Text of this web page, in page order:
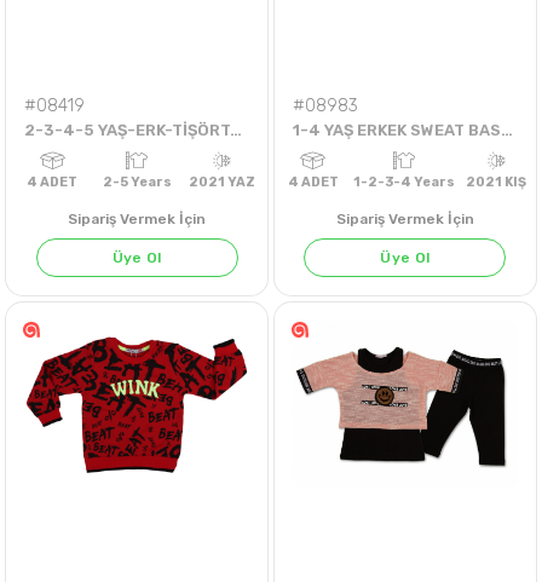
#08419
2-3-4-5 YAŞ-ERK-TİŞÖRT-COOL
4ADET 2-5 Years 2021 YAZ
Sipariş Vermek İçin
Üye Ol
#08983
1-4 YAŞ ERKEK SWEAT BASKETBOOL
4ADET 1-2-3-4 Years
Sipariş Vermek İçin
Üye Ol